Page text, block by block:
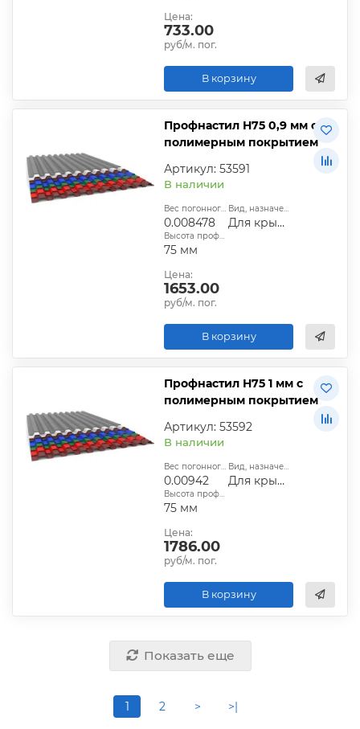
Цена:
733.00
руб/м. пог.
В корзину
Профнастил Н75 0,9 мм с
полимерным покрытием
Артикул: 53591
В наличии
Вес погонного метра, т.:
0.008478
Вид, назначение:
Для крыши
Высота профиля:
75 мм
Цена:
1653.00
руб/м. пог.
В корзину
Профнастил Н75 1 мм с
полимерным покрытием
Артикул: 53592
В наличии
Вес погонного метра, т.:
0.00942
Вид, назначение:
Для крыши
Высота профиля:
75 мм
Цена:
1786.00
руб/м. пог.
В корзину
Показать еще
1 2 > >|